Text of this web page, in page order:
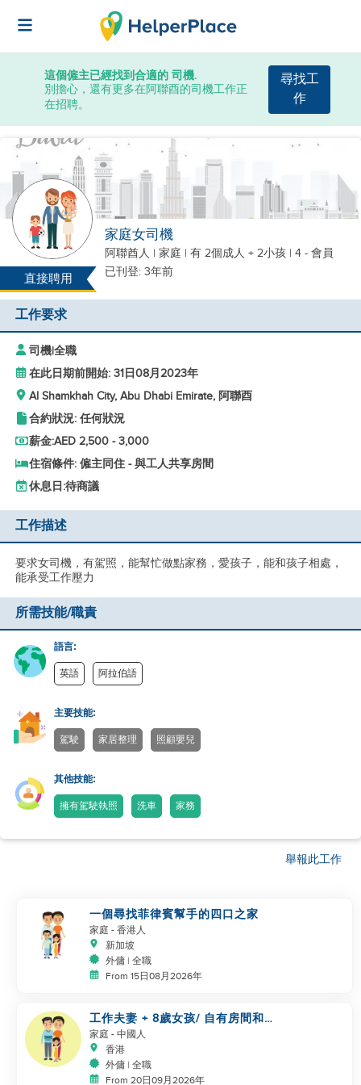
這個僱主已經找到合適的 司機.
別擔心，還有更多在阿聯酉的司機工作正
在招聘。
尋找工
作
直接聘用
家庭女司機
阿聯酋人 | 家庭 | 有 2個成人 + 2小孩 | 4 - 會員
已刊登: 3年前
工作要求
司機|全職
在此日期前開始: 31日08月2023年
Al Shamkhah City, Abu Dhabi Emirate, 阿聯酉
合約狀況: 任何狀況
薪金:AED 2,500 - 3,000
住宿條件: 僱主同住 - 與工人共享房間
休息日:待商議
工作描述
要求女司機，有駕照，能幫忙做點家務，愛孩子，能和孩子相處，
能承受工作壓力
所需技能/職責
語言:
英語 阿拉伯語
主要技能:
駕駛 家居整理 照顧嬰兒
其他技能:
擁有駕駛執照 洗車 家務
舉報此工作
一個尋找菲律賓幫手的四口之家
家庭 - 香港人
新加坡
外傭 | 全職
From 15日08月2026年
工作夫妻 + 8歲女孩/ 自有房間和
洗手間/ 5500-6000
家庭 - 中國人
香港
外傭 | 全職
From 20日09月2026年